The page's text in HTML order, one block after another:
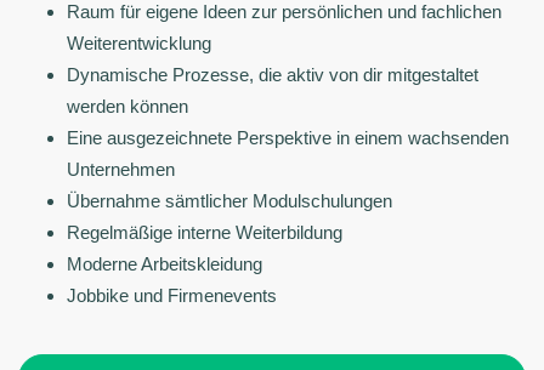
Raum für eigene Ideen zur persönlichen und fachlichen
Weiterentwicklung
Dynamische Prozesse, die aktiv von dir mitgestaltet
werden können
Eine ausgezeichnete Perspektive in einem wachsenden
Unternehmen
Übernahme sämtlicher Modulschulungen
Regelmäßige interne Weiterbildung
Moderne Arbeitskleidung
Jobbike und Firmenevents